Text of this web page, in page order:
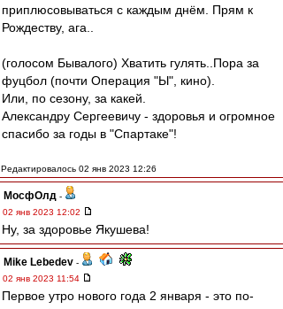
приплюсовываться с каждым днём. Прям к
Рождеству, ага..
(голосом Бывалого) Хватить гулять..Пора за
фуцбол (почти Операция "Ы", кино).
Или, по сезону, за какей.
Александру Сергеевичу - здоровья и огромное
спасибо за годы в "Спартаке"!
Редактировалось 02 янв 2023 12:26
МосфОлд -
02 янв 2023 12:02
Ну, за здоровье Якушева!
Mike Lebedev -
02 янв 2023 11:54
Первое утро нового года 2 января - это по-